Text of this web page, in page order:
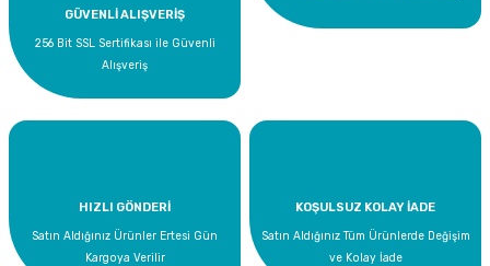
GÜVENLİ ALIŞVERİŞ
256 Bit SSL Sertifikası ile Güvenli
Alışveriş
HIZLI GÖNDERİ
Satın Aldığınız Ürünler Ertesi Gün
Kargoya Verilir
KOŞULSUZ KOLAY İADE
Satın Aldığınız Tüm Ürünlerde Değişim
ve Kolay İade